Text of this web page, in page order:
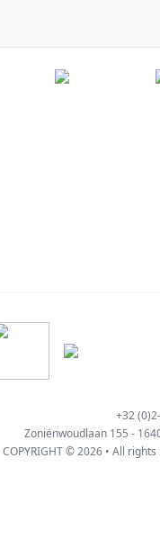
+32
Zoniënwoudlaan 155 -
COPYRIGHT © 2026 • All